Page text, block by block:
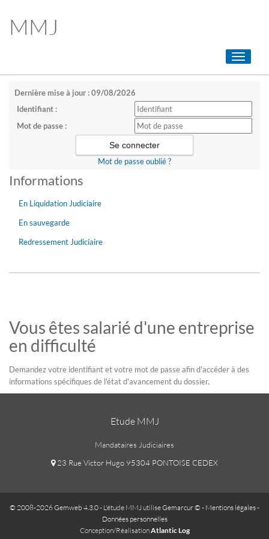
MMJ
Toggle
Dernière mise à jour : 09/08/2026
Identifiant :
Mot de passe :
Mot de passe oublié ?
Informations
En Liquidation Judiciaire
En sauvegarde
Redressement Judiciaire
Vous êtes salarié d'une entreprise
en difficulté
Demandez votre identifiant et votre mot de passe afin d'accéder à des
informations spécifiques de l'état d'avancement du dossier.
Etude MMJ
Mandataires Judiciaires
23 Rue Victor Hugo 95304 PONTOISE CEDEX
© 2008-2026 Gemweb 4.3.0- L'étude MMJ utiliseGemarcur © - Mentions légales-
Données personnelles
Conception/RéalisationAtlantic Log